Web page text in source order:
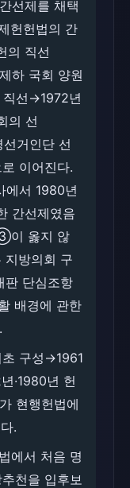
선제를 채택
헌헌법의 간
의 직선
하 국회 양원
선→1972년
의 선
거인단 선
이어진다.
에서 1980년
간선제였음
이 옳지 않
방의회 구
판 단심조항
배경에 관한
구성→1961
·1980년 헌
현행헌법에
.
에서 처음 명
천을 입후보